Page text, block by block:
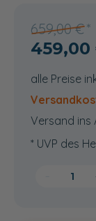
659,00 €
459,00
alle Preise
Versand ins
* UVP des